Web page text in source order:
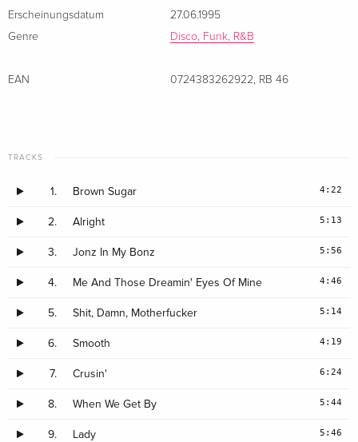
· Japan Edition
Erscheinungsdatum
27.06.1995
Genre
Disco, Funk, R&B
EAN 0724383262922, RB 46
TRACKS
1. Brown Sugar 4:22
2. Alright 5:13
3. Jonz In My Bonz 5:56
4. Me And Those Dreamin' Eyes Of Mine 4:46
5. Shit, Damn, Motherfucker 5:14
6. Smooth 4:19
7. Crusin' 6:24
8. When We Get By 5:44
9. Lady 5:46